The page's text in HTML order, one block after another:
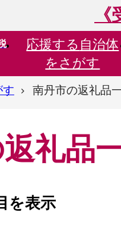
応援する 自治体
をさがす
す 南丹市の返礼品
礼品
を表示